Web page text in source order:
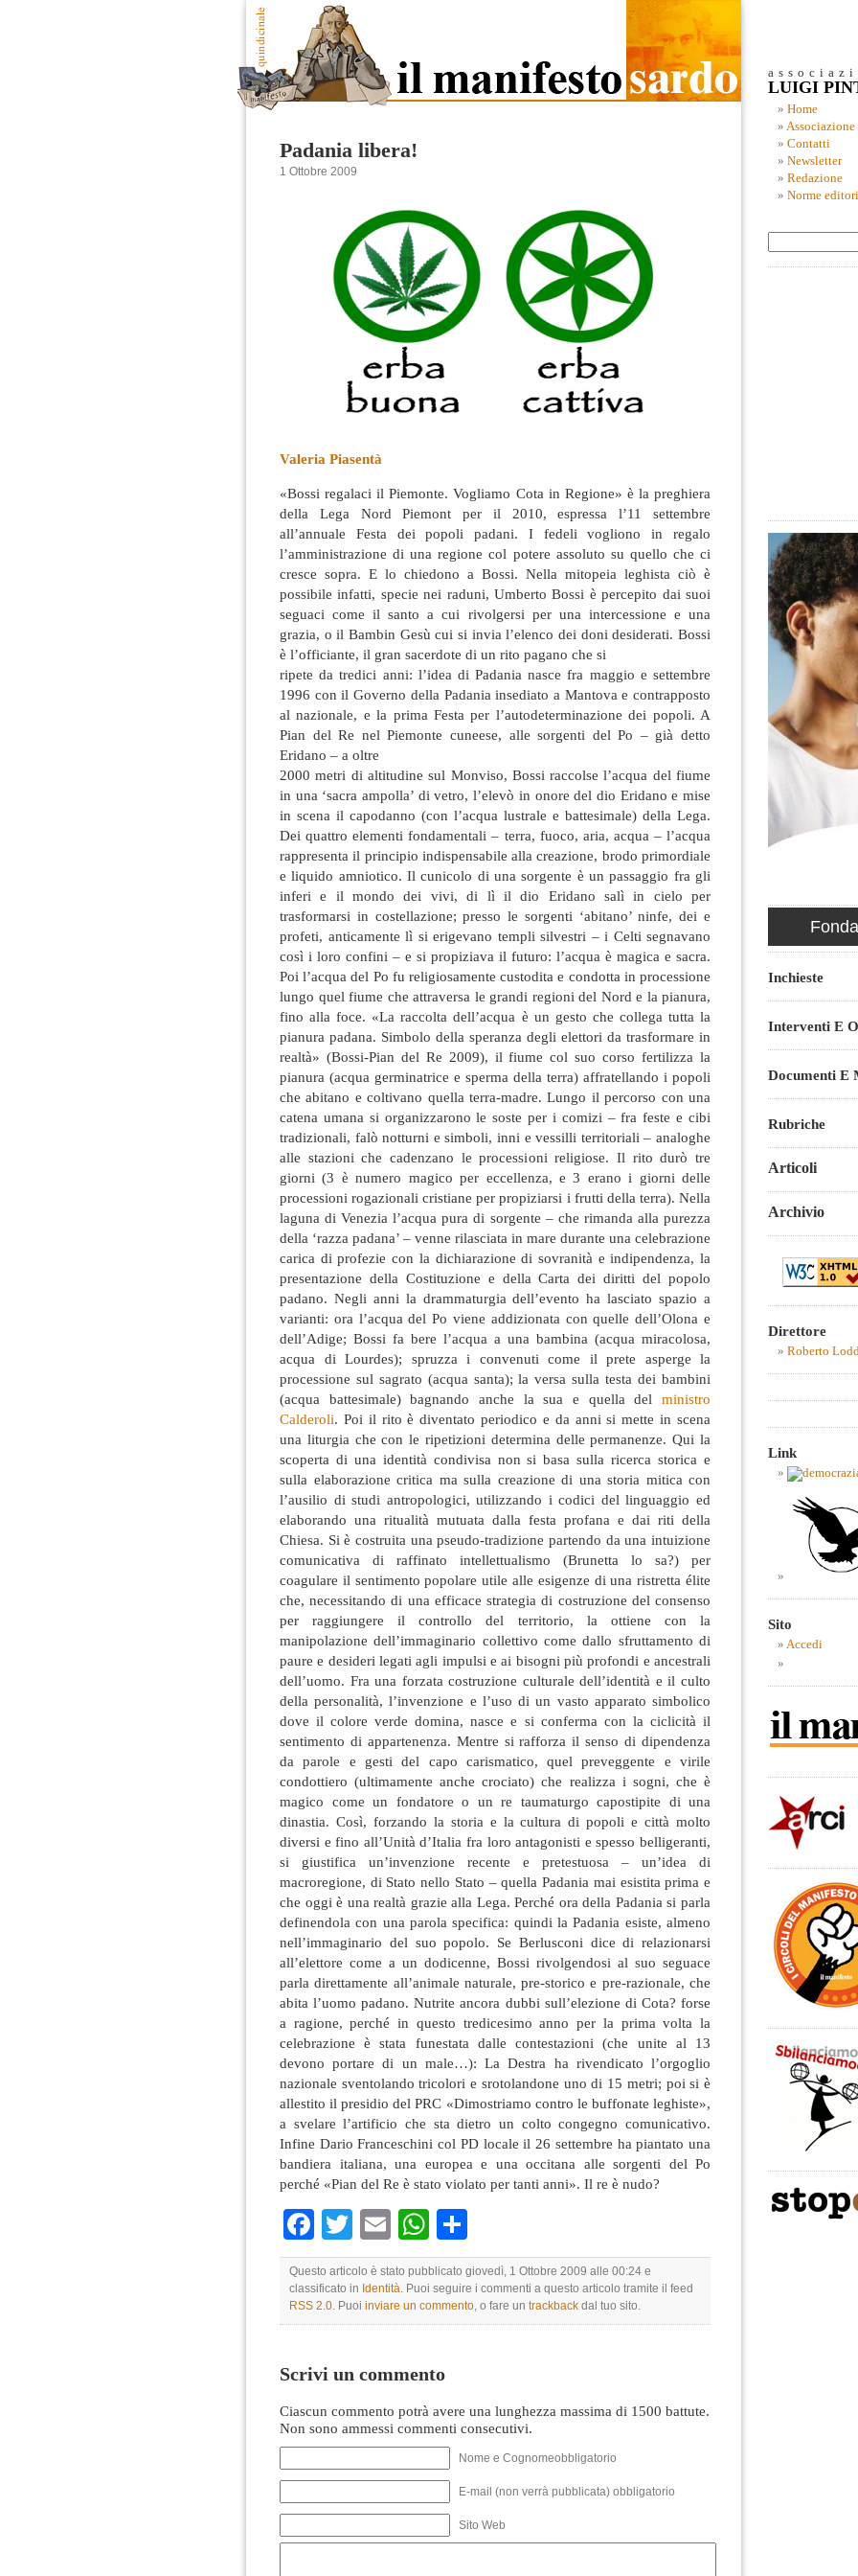
Padania libera!
1 Ottobre 2009
Valeria Piasentà
«Bossi regalaci il Piemonte. Vogliamo Cota in Regione» è la preghiera
della Lega Nord Piemont per il 2010, espressa l’11 settembre
all’annuale Festa dei popoli padani. I fedeli vogliono in regalo
l’amministrazione di una regione col potere assoluto su quello che ci
cresce sopra. E lo chiedono a Bossi. Nella mitopeia leghista ciò è
possibile infatti, specie nei raduni, Umberto Bossi è percepito dai suoi
seguaci come il santo a cui rivolgersi per una intercessione e una
grazia, o il Bambin Gesù cui si invia l’elenco dei doni desiderati. Bossi
è l’officiante, il gran sacerdote di un rito pagano che si
ripete da tredici anni: l’idea di Padania nasce fra maggio e settembre
1996 con il Governo della Padania insediato a Mantova e contrapposto
al nazionale, e la prima Festa per l’autodeterminazione dei popoli. A
Pian del Re nel Piemonte cuneese, alle sorgenti del Po – già detto
Eridano – a oltre
2000 metri di altitudine sul Monviso, Bossi raccolse l’acqua del fiume
in una ‘sacra ampolla’ di vetro, l’elevò in onore del dio Eridano e mise
in scena il capodanno (con l’acqua lustrale e battesimale) della Lega.
Dei quattro elementi fondamentali – terra, fuoco, aria, acqua – l’acqua
rappresenta il principio indispensabile alla creazione, brodo primordiale
e liquido amniotico. Il cunicolo di una sorgente è un passaggio fra gli
inferi e il mondo dei vivi, di lì il dio Eridano salì in cielo per
trasformarsi in costellazione; presso le sorgenti ‘abitano’ ninfe, dei e
profeti, anticamente lì si erigevano templi silvestri – i Celti segnavano
così i loro confini – e si propiziava il futuro: l’acqua è magica e sacra.
Poi l’acqua del Po fu religiosamente custodita e condotta in processione
lungo quel fiume che attraversa le grandi regioni del Nord e la pianura,
fino alla foce. «La raccolta dell’acqua è un gesto che collega tutta la
pianura padana. Simbolo della speranza degli elettori da trasformare in
realtà» (Bossi-Pian del Re 2009), il fiume col suo corso fertilizza la
pianura (acqua germinatrice e sperma della terra) affratellando i popoli
che abitano e coltivano quella terra-madre. Lungo il percorso con una
catena umana si organizzarono le soste per i comizi – fra feste e cibi
tradizionali, falò notturni e simboli, inni e vessilli territoriali – analoghe
alle stazioni che cadenzano le processioni religiose. Il rito durò tre
giorni (3 è numero magico per eccellenza, e 3 erano i giorni delle
processioni rogazionali cristiane per propiziarsi i frutti della terra). Nella
laguna di Venezia l’acqua pura di sorgente – che rimanda alla purezza
della ‘razza padana’ – venne rilasciata in mare durante una celebrazione
carica di profezie con la dichiarazione di sovranità e indipendenza, la
presentazione della Costituzione e della Carta dei diritti del popolo
padano. Negli anni la drammaturgia dell’evento ha lasciato spazio a
varianti: ora l’acqua del Po viene addizionata con quelle dell’Olona e
dell’Adige; Bossi fa bere l’acqua a una bambina (acqua miracolosa,
acqua di Lourdes); spruzza i convenuti come il prete asperge la
processione sul sagrato (acqua santa); la versa sulla testa dei bambini
(acqua battesimale) bagnando anche la sua e quella del ministro
Calderoli. Poi il rito è diventato periodico e da anni si mette in scena
una liturgia che con le ripetizioni determina delle permanenze. Qui la
scoperta di una identità condivisa non si basa sulla ricerca storica e
sulla elaborazione critica ma sulla creazione di una storia mitica con
l’ausilio di studi antropologici, utilizzando i codici del linguaggio ed
elaborando una ritualità mutuata dalla festa profana e dai riti della
Chiesa. Si è costruita una pseudo-tradizione partendo da una intuizione
comunicativa di raffinato intellettualismo (Brunetta lo sa?) per
coagulare il sentimento popolare utile alle esigenze di una ristretta élite
che, necessitando di una efficace strategia di costruzione del consenso
per raggiungere il controllo del territorio, la ottiene con la
manipolazione dell’immaginario collettivo come dallo sfruttamento di
paure e desideri legati agli impulsi e ai bisogni più profondi e ancestrali
dell’uomo. Fra una forzata costruzione culturale dell’identità e il culto
della personalità, l’invenzione e l’uso di un vasto apparato simbolico
dove il colore verde domina, nasce e si conferma con la ciclicità il
sentimento di appartenenza. Mentre si rafforza il senso di dipendenza
da parole e gesti del capo carismatico, quel preveggente e virile
condottiero (ultimamente anche crociato) che realizza i sogni, che è
magico come un fondatore o un re taumaturgo capostipite di una
dinastia. Così, forzando la storia e la cultura di popoli e città molto
diversi e fino all’Unità d’Italia fra loro antagonisti e spesso belligeranti,
si giustifica un’invenzione recente e pretestuosa – un’idea di
macroregione, di Stato nello Stato – quella Padania mai esistita prima e
che oggi è una realtà grazie alla Lega. Perché ora della Padania si parla
definendola con una parola specifica: quindi la Padania esiste, almeno
nell’immaginario del suo popolo. Se Berlusconi dice di relazionarsi
all’elettore come a un dodicenne, Bossi rivolgendosi al suo seguace
parla direttamente all’animale naturale, pre-storico e pre-razionale, che
abita l’uomo padano. Nutrite ancora dubbi sull’elezione di Cota? forse
a ragione, perché in questo tredicesimo anno per la prima volta la
celebrazione è stata funestata dalle contestazioni (che unite al 13
devono portare di un male…): La Destra ha rivendicato l’orgoglio
nazionale sventolando tricolori e srotolandone uno di 15 metri; poi si è
allestito il presidio del PRC «Dimostriamo contro le buffonate leghiste»,
a svelare l’artificio che sta dietro un colto congegno comunicativo.
Infine Dario Franceschini col PD locale il 26 settembre ha piantato una
bandiera italiana, una europea e una occitana alle sorgenti del Po
perché «Pian del Re è stato violato per tanti anni». Il re è nudo?
Facebook
TwitterEmailWhatsApp
Questo articolo è stato pubblicato giovedì, 1 Ottobre 2009 alle 00:24 e
classificato in Identità. Puoi seguire i commenti a questo articolo tramite il feed
RSS 2.0. Puoi inviare un commento, o fare un trackback dal tuo sito.
Scrivi un commento
Ciascun commento potrà avere una lunghezza massima di 1500 battute.
Non sono ammessi commenti consecutivi.
Nome e Cognomeobbligatorio
E-mail (non verrà pubblicata) obbligatorio
Sito Web
LUIGI
Home
Associazione
Contatti
Newsletter
Redazione
Norme
Inchieste
Interventi E
Documenti E
Rubriche
Articoli
Archivio
Direttore
Roberto
Link
Sito
Accedi